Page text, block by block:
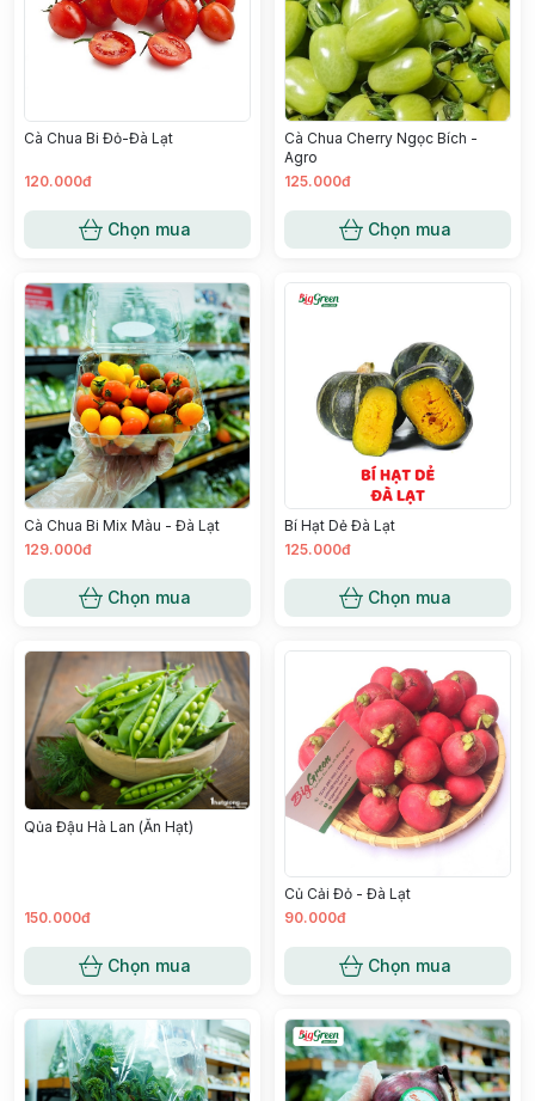
Cà Chua Bi Đỏ-Đà Lạt
120.000đ
Chọn mua
Cà Chua Cherry Ngọc Bích -
Agro
125.000đ
Chọn mua
Cà Chua Bi Mix Màu - Đà Lạt
129.000đ
Chọn mua
Bí Hạt Dẻ Đà Lạt
125.000đ
Chọn mua
Qủa Đậu Hà Lan (Ăn Hạt)
150.000đ
Chọn mua
Củ Cải Đỏ - Đà Lạt
90.000đ
Chọn mua